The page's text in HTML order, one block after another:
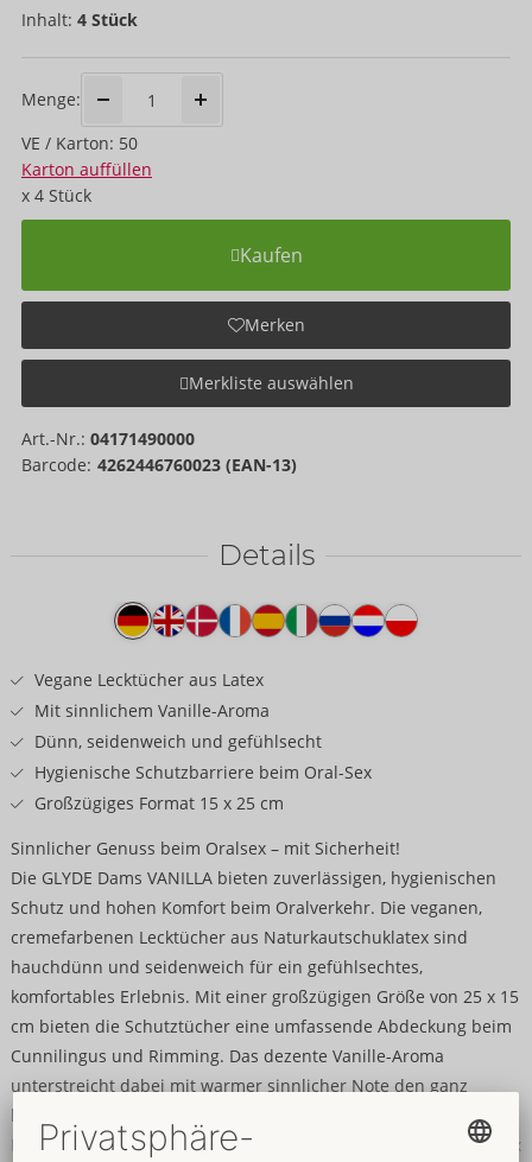
Inhalt: 4 Stück
Menge:
VE / Karton: 50
Karton auffüllen
x 4 Stück
Kaufen
Merken
Merkliste auswählen
Art.-Nr.: 04171490000
Barcode: 4262446760023 (EAN-13)
Details
Produkttext
Vegane Lecktücher aus Latex
Mit sinnlichem Vanille-Aroma
Dünn, seidenweich und gefühlsecht
Hygienische Schutzbarriere beim Oral-Sex
Großzügiges Format 15 x 25 cm
Sinnlicher Genuss beim Oralsex – mit Sicherheit!
Die GLYDE Dams VANILLA bieten zuverlässigen, hygienischen
Schutz und hohen Komfort beim Oralverkehr. Die veganen,
cremefarbenen Lecktücher aus Naturkautschuklatex sind
hauchdünn und seidenweich für ein gefühlsechtes,
komfortables Erlebnis. Mit einer großzügigen Größe von 25 x 15
cm bieten die Schutztücher eine umfassende Abdeckung beim
Cunnilingus und Rimming. Das dezente Vanille-Aroma
unterstreicht dabei mit warmer sinnlicher Note den ganz
besonderen Moment. Für maximale Hygiene sind die
Lecktücher einzeln verpackt und in der praktischen, runden Box